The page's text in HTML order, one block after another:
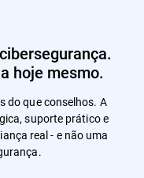
hoje mesmo.
do que conselhos. A
suporte prático e
real - e não uma